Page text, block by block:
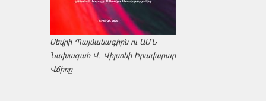
Սեվրի Պայմանագիրն ու ԱՄՆ
Նախագահ Վ. Վիլսոնի Իրավարար
Վճիռը